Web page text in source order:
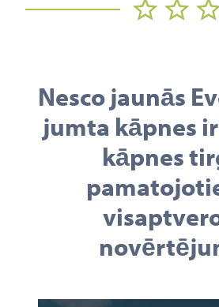
Nesco jaunās
jumta kāpnes
kāpnes